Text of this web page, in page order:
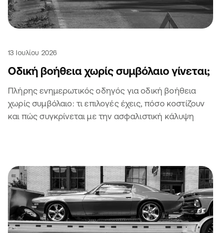
13 Ιουλίου 2026
Οδική βοήθεια χωρίς συμβόλαιο γίνεται;
Πλήρης ενημερωτικός οδηγός για οδική βοήθεια
χωρίς συμβόλαιο: τι επιλογές έχεις, πόσο κοστίζουν
και πώς συγκρίνεται με την ασφαλιστική κάλυψη